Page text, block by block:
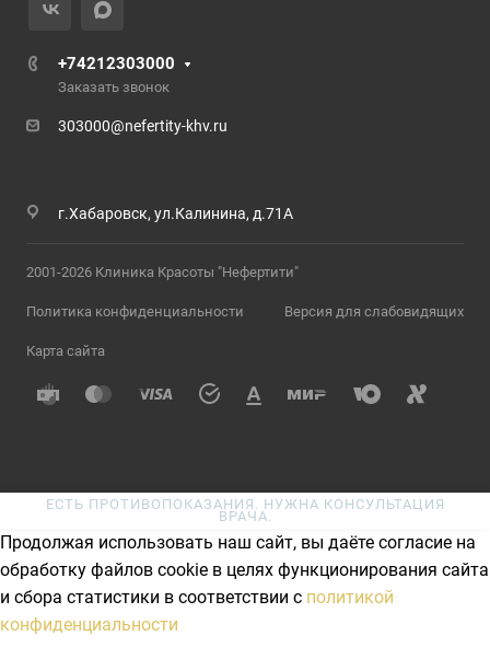
+74212303000
Заказать звонок
303000@nefertity-khv.ru
г.Хабаровск, ул.Калинина, д.71А
2001-2026 Клиника Красоты "Нефертити"
Политика конфиденциальности Версия для слабовидящих
Карта сайта
ЕСТЬ ПРОТИВОПОКАЗАНИЯ. НУЖНА КОНСУЛЬТАЦИЯ
ВРАЧА.
Продолжая использовать наш сайт, вы даёте согласие на
обработку файлов cookie в целях функционирования сайта
и сбора статистики в соответствии с политикой
конфиденциальности